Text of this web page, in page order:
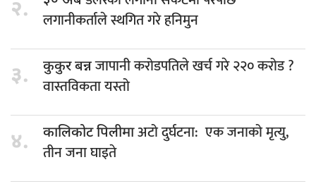
२.
लगानीकर्ताले स्थगित गरे हनिमुन
३. कुकुर बन्नजापानी करोडपतिले खर्च गरे २२० करोड ?
वास्तविकता यस्तो
४. कालिकोट पिलीमाअटो दुर्घटना: एक जनाको मृत्यु,
तीन जना घाइते